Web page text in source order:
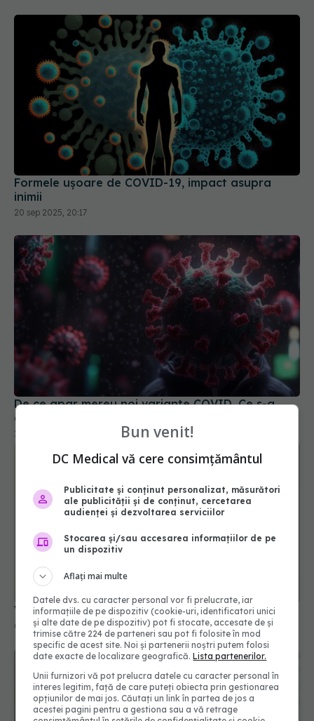
Formele ușoare de COVID-19, impact asupra
20 sep 2025, 20:17
De ce apar mereu noi variante COVID. Ce s-a
aflat despre boală
11 feb 2026, 15:04
Vaccinul COVID Moderna, testat cu placebo
04 iun 2025, 12:35
Bun venit!
DC Medical vă cere consimțământul
Publicitate și conținut personalizat, măsurători
ale publicității și de conținut, cercetarea
audienței și dezvoltarea serviciilor
Stocarea și/sau accesarea informațiilor de pe
un dispozitiv
Aflați mai multe
Datele dvs. cu caracter personal vor fi prelucrate, iar
informațiile de pe dispozitiv (cookie-uri, identificatori unici
și alte date de pe dispozitiv) pot fi stocate, accesate de și
trimise către 224 de parteneri sau pot fi folosite în mod
specific de acest site. Noi și partenerii noștri putem folosi
date exacte de localizare geografică.Lista partenerilor.
Unii furnizori vă pot prelucra datele cu caracter personal în
interes legitim, față de care puteți obiecta prin gestionarea
opțiunilor de mai jos. Căutați un link în partea de jos a
acestei pagini pentru a gestiona sau a vă retrage